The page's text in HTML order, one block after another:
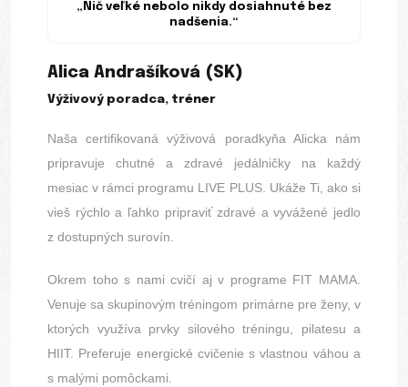
„Nič veľké nebolo nikdy dosiahnuté bez
nadšenia.“
Alica Andrašíková (SK)
Výživový poradca, tréner
Naša certifikovaná výživová poradkyňa Alicka nám
pripravuje chutné a zdravé jedálničky na každý
mesiac v rámci programu LIVE PLUS. Ukáže Ti, ako si
vieš rýchlo a ľahko pripraviť zdravé a vyvážené jedlo
z dostupných surovín.
Okrem toho s nami cvičí aj v programe FIT MAMA.
Venuje sa skupinovým tréningom primárne pre ženy, v
ktorých využíva prvky silového tréningu, pilatesu a
HIIT. Preferuje energické cvičenie s vlastnou váhou a
s malými pomôckami.